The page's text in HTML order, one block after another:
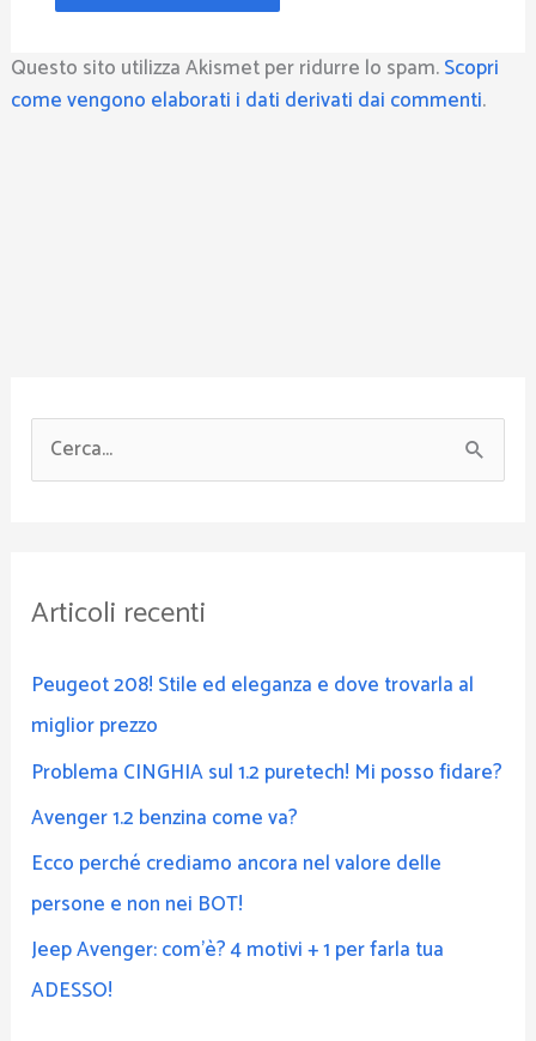
Questo sito utilizza Akismet per ridurre lo spam.Scopri
come vengono elaborati i dati derivati dai commenti.
e
a
Articoli recenti
Peugeot 208! Stile ed eleganza e dove trovarla al
miglior prezzo
Problema CINGHIA sul 1.2 puretech! Mi posso fidare?
Avenger 1.2 benzina come va?
Ecco perché crediamo ancora nel valore delle
persone e non nei BOT!
Jeep Avenger: com’è? 4 motivi + 1 per farla tua
ADESSO!